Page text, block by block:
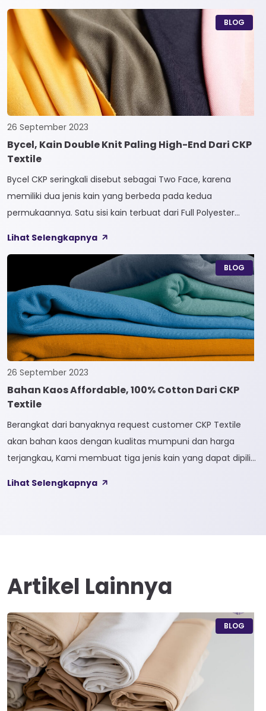
Langsung. 1. Penomoran Tidak Langsung Penomoran Tidak
Langsung biasa diaplikasikan pada jenis Natural Fiber, seperti
Rayon dan Cotton. Satuan yang paling […]
BLOG
26 September 2023
Bycel, Kain Double Knit Paling High-End Dari CKP
Textile
Bycel CKP seringkali disebut sebagai Two Face, karena
memiliki dua jenis kain yang berbeda pada kedua
permukaannya. Satu sisi kain terbuat dari Full Polyester
Bycel merupakan kain High-End karena bersifat Fungsional,
dapat digunakan sesuai kebutuhan customer. Selain itu,
kain Bycel juga diberi teknologi teranyar yakni pemberian
dua jenis […]
Lihat Selengkapnya
BLOG
26 September 2023
Bahan Kaos Affordable, 100% Cotton Dari CKP
Textile
Berangkat dari banyaknya request customer CKP Textile
akan bahan kaos dengan kualitas mumpuni dan harga
terjangkau, Kami membuat tiga jenis kain yang dapat dipilih
kain yang bahan dasarnya 100% cotton. Softcel juga sering
Lihat Selengkapnya
Artikel Lainnya
BLOG